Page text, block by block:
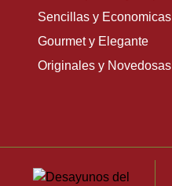
Sencillas y Economicas
Gourmet y Elegante
Originales y Novedosas